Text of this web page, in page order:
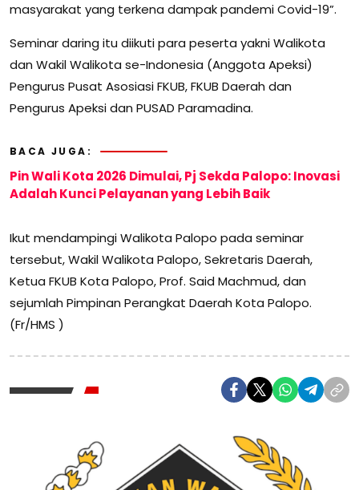
masyarakat yang terkena dampak pandemi Covid-19”.
Seminar daring itu diikuti para peserta yakni Walikota
dan Wakil Walikota se-Indonesia (Anggota Apeksi)
Pengurus Pusat Asosiasi FKUB, FKUB Daerah dan
Pengurus Apeksi dan PUSAD Paramadina.
BACA JUGA:
Pin Wali Kota 2026 Dimulai, Pj Sekda Palopo: Inovasi
Adalah Kunci Pelayanan yang Lebih Baik
Ikut mendampingi Walikota Palopo pada seminar
tersebut, Wakil Walikota Palopo, Sekretaris Daerah,
Ketua FKUB Kota Palopo, Prof. Said Machmud, dan
sejumlah Pimpinan Perangkat Daerah Kota Palopo.
(Fr/HMS )